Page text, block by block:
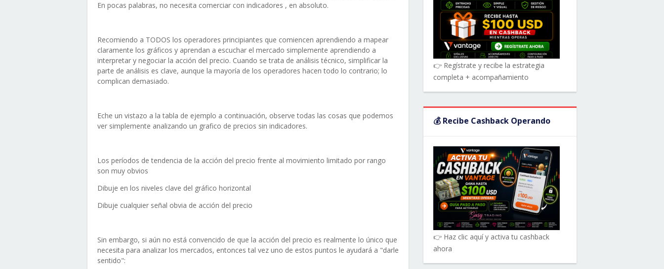
En pocas palabras, no necesita comerciar con indicadores , en absoluto.
Recomiendo a TODOS los operadores principiantes que comiencen aprendiendo a mapear
claramente los gráficos y aprendan a escuchar el mercado simplemente aprendiendo a
interpretar y negociar la acción del precio. Cuando se trata de análisis técnico, simplificar la
parte de análisis es clave, aunque la mayoría de los operadores hacen todo lo contrario; lo
complican demasiado.
Eche un vistazo a la tabla de ejemplo a continuación, observe todas las cosas que podemos
ver simplemente analizando un grafico de precios sin indicadores.
Los períodos de tendencia de la acción del precio frente al movimiento limitado por rango
son muy obvios
Dibuje en los niveles clave del gráfico horizontal
Dibuje cualquier señal obvia de acción del precio
Sin embargo, si aún no está convencido de que la acción del precio es realmente lo único que
necesita para analizar los mercados, entonces tal vez uno de estos puntos le ayudará a "darle
sentido":
👉 Regístrate y recibe la estrategia
completa + acompañamiento
💰 Recibe Cashback Operando
👉 Haz clic aquí y activa tu cashback
ahora